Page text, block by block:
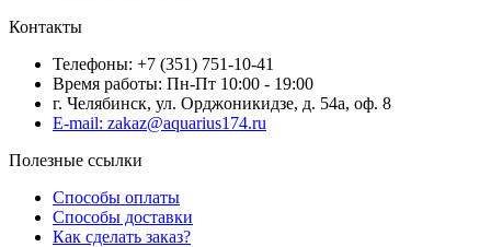
Контакты
Телефоны: +7 (351) 751-10-41
Время работы: Пн-Пт 10:00 - 19:00
г. Челябинск, ул. Орджоникидзе, д. 54а, оф. 8
E-mail: zakaz@aquarius174.ru
Полезные ссылки
Способы оплаты
Способы доставки
Как сделать заказ?